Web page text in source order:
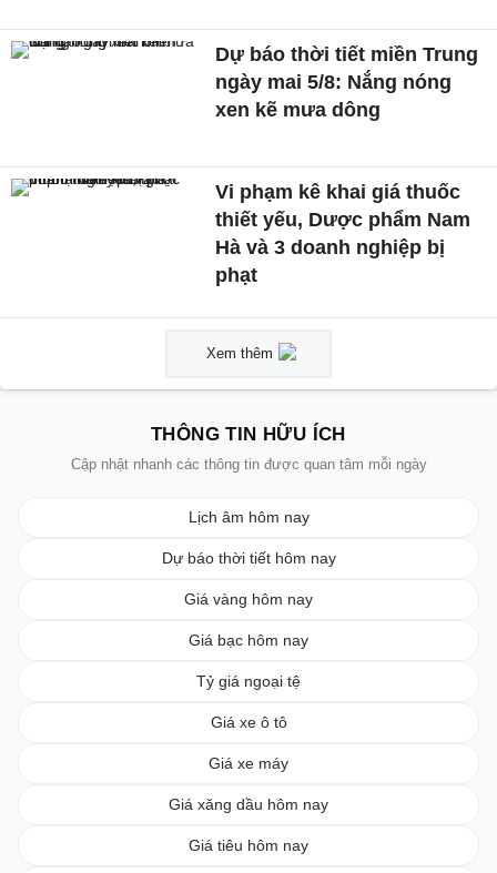
Dự báo thời tiết miền Trung
ngày mai 5/8: Nắng nóng
xen kẽ mưa dông
Vi phạm kê khai giá thuốc
thiết yếu, Dược phẩm Nam
Hà và 3 doanh nghiệp bị
phạt
Xem thêm
THÔNG TIN HỮU ÍCH
Cập nhật nhanh các thông tin được quan tâm mỗi ngày
Lịch âm hôm nay
Dự báo thời tiết hôm nay
Giá vàng hôm nay
Giá bạc hôm nay
Tỷ giá ngoại tệ
Giá xe ô tô
Giá xe máy
Giá xăng dầu hôm nay
Giá tiêu hôm nay